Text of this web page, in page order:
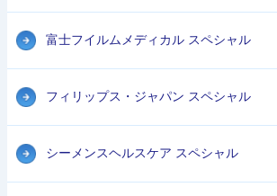
富士フイルムメディカル スペシャル
フィリップス・ジャパン スペシャル
シーメンスヘルスケア スペシャル